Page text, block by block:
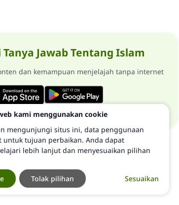
Jawab Tentang Islam
dan kemampuan menjelajah tanpa internet
kami menggunakan cookie
mengunjungi situs ini, data penggunaan
untuk tujuan perbaikan. Anda dapat
lebih lanjut dan menyesuaikan pilihan
Sesuaikan
Tolak pilihan